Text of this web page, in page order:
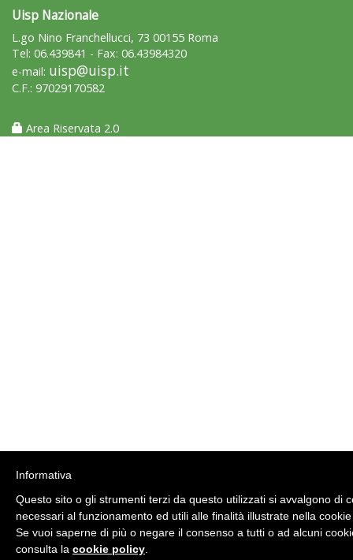
Uisp Nazionale
L.go Nino Franchellucci, 73 00155 Roma
Tel: 06.439841 - Fax: 06.43984320
e-mail: uisp@uisp.it
C.F.: 97029170582
Area Riservata 2.0
Informativa
Questo sito o gli strumenti terzi da questo utilizzati si avvalgono di
necessari al funzionamento ed utili alle finalità illustrate nella
Se vuoi saperne di più o negare il consenso a tutti o ad alcuni
consulta la cookie policy